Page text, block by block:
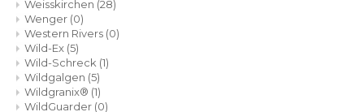
Weisskirchen (28)
Wenger (0)
Western Rivers (0)
Wild-Ex (5)
Wild-Schreck (1)
Wildgalgen (5)
Wildgranix® (1)
WildGuarder (0)